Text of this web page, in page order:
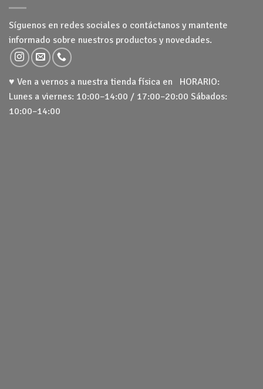
Síguenos en redes sociales o contáctanos y mantente
informado sobre nuestros productos y novedades.
♥ Ven a vernos a nuestra tienda física en HORARIO:
Lunes a viernes: 10:00–14:00 / 17:00–20:00 Sábados:
10:00–14:00